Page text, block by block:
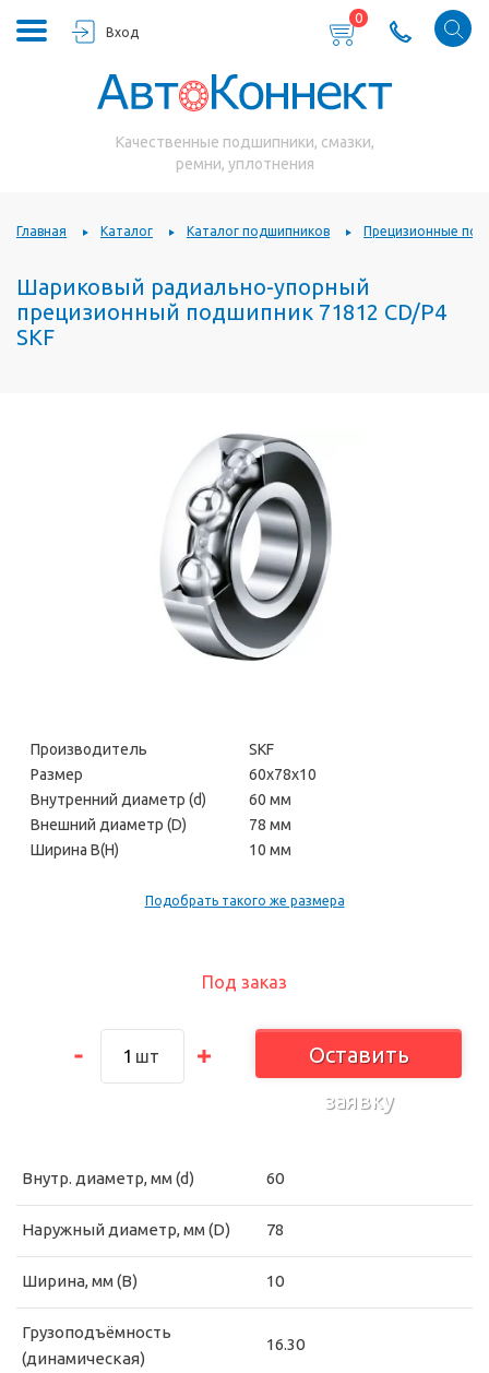
Вход
0
Качественные подшипники, смазки,
ремни, уплотнения
Главная Каталог Каталог подшипников Прецизионные
Шариковый радиально-упорный
прецизионный подшипник 71812 CD/P4
SKF
Под заказ
шт
Оставить
заявку
Производитель
SKF
Размер
60х78х10
Внутренний диаметр (d)
60 мм
Внешний диаметр (D)
78 мм
Ширина В(H)
10 мм
Подобрать такого же размера
Внутр. диаметр, мм (d) 60
Наружный диаметр, мм (D) 78
Ширина, мм (B) 10
Грузоподъёмность
(динамическая)
16.30